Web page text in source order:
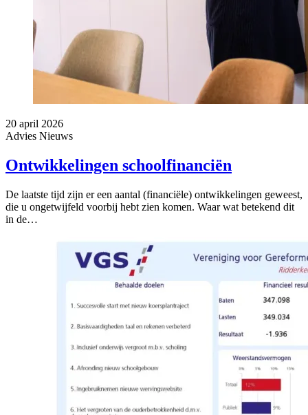
20 april 2026
Advies Nieuws
Ontwikkelingen schoolfinanciën
De laatste tijd zijn er een aantal (financiële) ontwikkelingen geweest,
die u ongetwijfeld voorbij hebt zien komen. Waar wat betekend dit
in de…